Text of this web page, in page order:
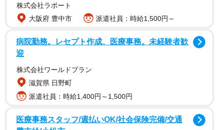
百瀬さんは、長岡京研究の第一人者として知られる故中
持つ。定年退職後に「文化財や地域文化への理解を深めた
い」と、あらためて学び直した。京都西山短大の留学生に
になった。
株式会社ラポート
大阪府 豊中市
派遣社員：時給1,500円～
病院勤務。レセプト作成、医療事務。未経験者歓
迎
株式会社ワールドプラン
滋賀県 日野町
派遣社員：時給1,400円～1,500円
医療事務スタッフ/週払いOK/社会保険完備/交通